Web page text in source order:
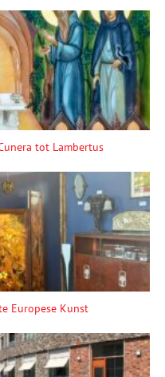
tot Lambertus
Europese Kunst